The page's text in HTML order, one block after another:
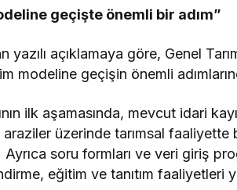
geçişte önemli bir adım”
yazılı açıklamaya göre, Genel
modeline geçişin önemli
ilk aşamasında, mevcut idari
üzerinde tarımsal faaliyette
soru formları ve veri giriş
eğitim ve tanıtım faaliyetleri